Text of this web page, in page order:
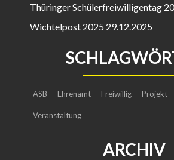
Thüringer Schülerfreiwilligentag
Wichtelpost 2025 29.12.2025
ASB Ehrenamt Freiwillig Projekt
Veranstaltung
ARCHIV